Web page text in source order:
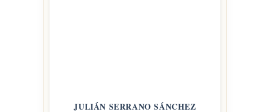
JULIÁN SERRANO SÁNCHEZ